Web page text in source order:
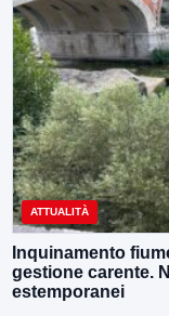
ATTUALITÀ
Inquinamento
gestione carente.
estemporanei